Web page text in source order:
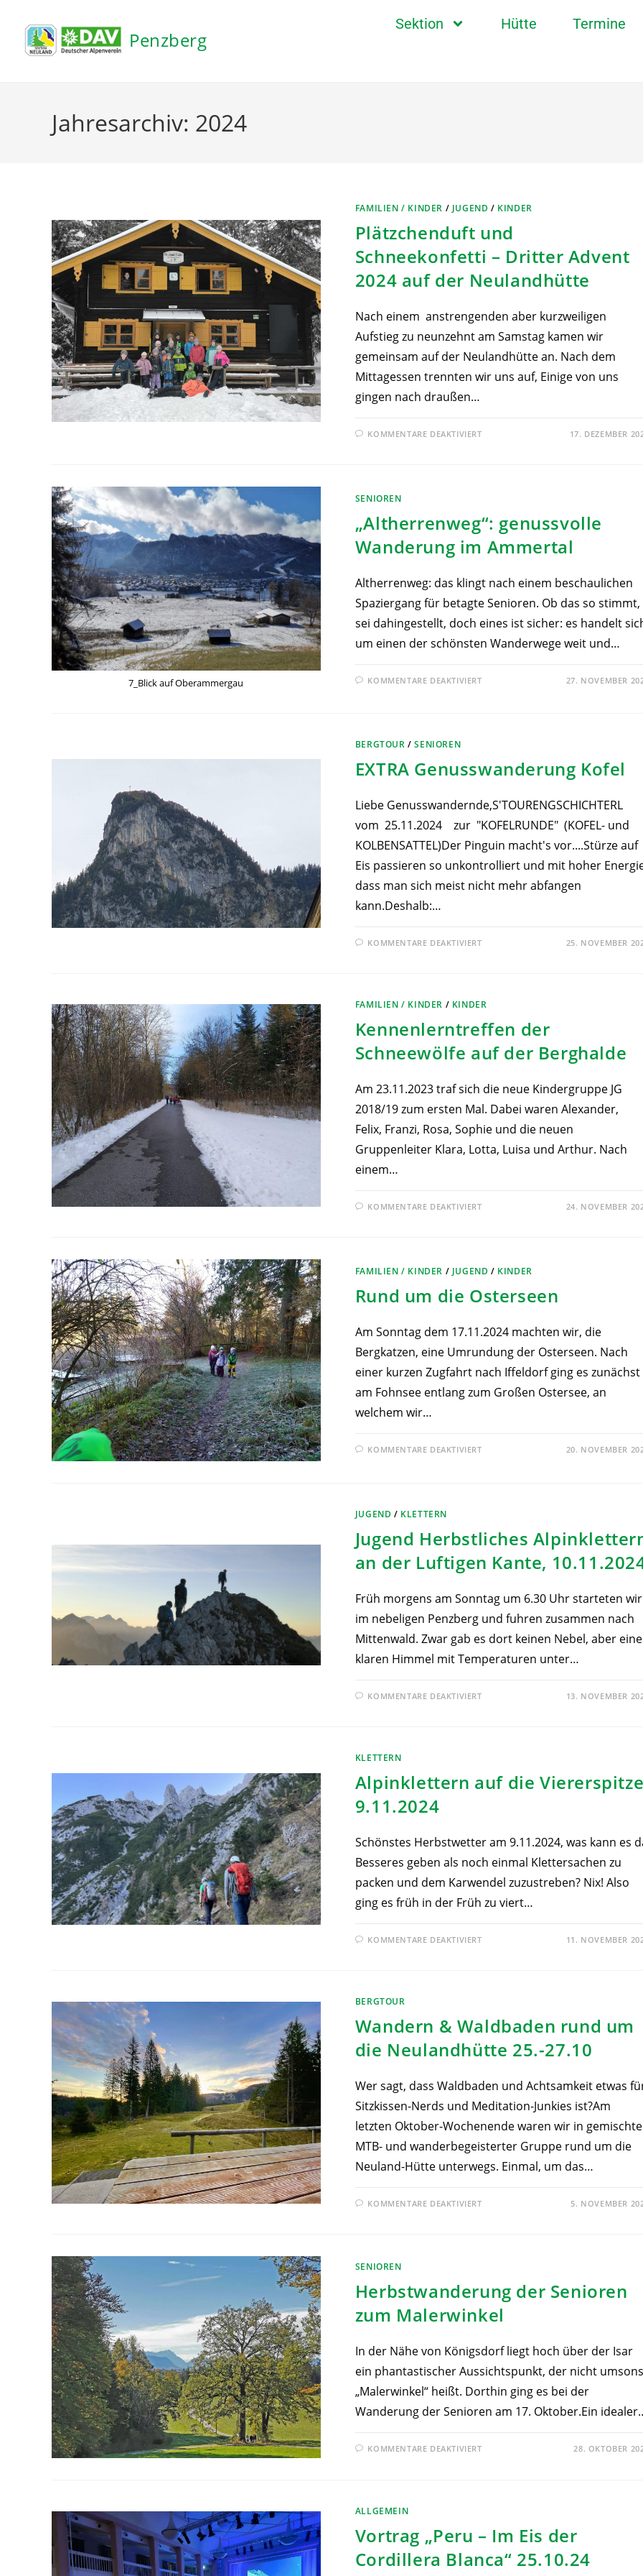
Penzberg
Sektion Hütte Termine
Jahresarchiv: 2024
FAMILIEN / KINDER / JUGEND / KINDER
Plätzchenduft und
Schneekonfetti – Dritter Advent
2024 auf der Neulandhütte
Nach einem anstrengenden aber kurzweiligen
Aufstieg zu neunzehnt am Samstag kamen wir
gemeinsam auf der Neulandhütte an. Nach dem
Mittagessen trennten wir uns auf, Einige von uns
gingen nach draußen…
KOMMENTARE DEAKTIVIERT 17. DEZEMBER
7_Blick auf Oberammergau
SENIOREN
„Altherrenweg“: genussvolle
Wanderung im Ammertal
Altherrenweg: das klingt nach einem beschaulichen
Spaziergang für betagte Senioren. Ob das so stimmt,
sei dahingestellt, doch eines ist sicher: es handelt
um einen der schönsten Wanderwege weit und…
KOMMENTARE DEAKTIVIERT 27. NOVEMBER
BERGTOUR /SENIOREN
EXTRA Genusswanderung Kofel
Liebe Genusswandernde,S'TOURENGSCHICHTERL
vom 25.11.2024 zur "KOFELRUNDE" (KOFEL- und
KOLBENSATTEL)Der Pinguin macht's vor....Stürze auf
Eis passieren so unkontrolliert und mit hoher
dass man sich meist nicht mehr abfangen
kann.Deshalb:…
KOMMENTARE DEAKTIVIERT 25. NOVEMBER
FAMILIEN / KINDER / KINDER
Kennenlerntreffen der
Schneewölfe auf der Berghalde
Am 23.11.2023 traf sich die neue Kindergruppe JG
2018/19 zum ersten Mal. Dabei waren Alexander,
Felix, Franzi, Rosa, Sophie und die neuen
Gruppenleiter Klara, Lotta, Luisa und Arthur. Nach
einem…
KOMMENTARE DEAKTIVIERT 24. NOVEMBER
FAMILIEN / KINDER / JUGEND / KINDER
Rund um die Osterseen
Am Sonntag dem 17.11.2024 machten wir, die
Bergkatzen, eine Umrundung der Osterseen. Nach
einer kurzen Zugfahrt nach Iffeldorf ging es zunächst
am Fohnsee entlang zum Großen Ostersee, an
welchem wir…
KOMMENTARE DEAKTIVIERT 20. NOVEMBER
JUGEND / KLETTERN
Jugend Herbstliches
an der Luftigen Kante,
Früh morgens am Sonntag um 6.30 Uhr starteten wir
im nebeligen Penzberg und fuhren zusammen nach
Mittenwald. Zwar gab es dort keinen Nebel, aber
klaren Himmel mit Temperaturen unter…
KOMMENTARE DEAKTIVIERT 13. NOVEMBER
KLETTERN
Alpinklettern auf die
9.11.2024
Schönstes Herbstwetter am 9.11.2024, was kann es
Besseres geben als noch einmal Klettersachen zu
packen und dem Karwendel zuzustreben? Nix! Also
ging es früh in der Früh zu viert…
KOMMENTARE DEAKTIVIERT 11. NOVEMBER
BERGTOUR
Wandern & Waldbaden rund um
die Neulandhütte 25.-27.10
Wer sagt, dass Waldbaden und Achtsamkeit etwas
Sitzkissen-Nerds und Meditation-Junkies ist?Am
letzten Oktober-Wochenende waren wir in
MTB- und wanderbegeisterter Gruppe rund um die
Neuland-Hütte unterwegs. Einmal, um das…
KOMMENTARE DEAKTIVIERT 5. NOVEMBER
SENIOREN
Herbstwanderung der Senioren
zum Malerwinkel
In der Nähe von Königsdorf liegt hoch über der Isar
ein phantastischer Aussichtspunkt, der nicht
„Malerwinkel“ heißt. Dorthin ging es bei der
Wanderung der Senioren am 17. Oktober.Ein
KOMMENTARE DEAKTIVIERT 28. OKTOBER
ALLGEMEIN
Vortrag „Peru – Im Eis der
Cordillera Blanca“ 25.10.24